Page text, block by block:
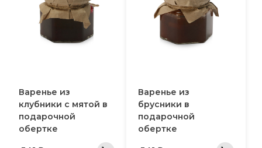
Варенье из
клубники с мятой в
подарочной
обертке
Варенье из
брусники в
подарочной
обертке